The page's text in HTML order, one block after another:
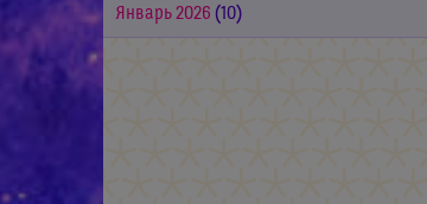
Январь 2026 (10)